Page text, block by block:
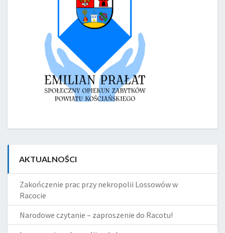
AKTUALNOŚCI
Zakończenie prac przy nekropolii Lossowów w
Racocie
Narodowe czytanie – zaproszenie do Racotu!